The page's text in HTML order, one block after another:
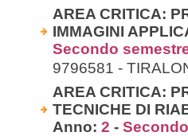
AREA CRITICA:
IMMAGINI
Secondo
9796581 -
AREA CRITICA:
TECNICHE DI
Anno: 2 -